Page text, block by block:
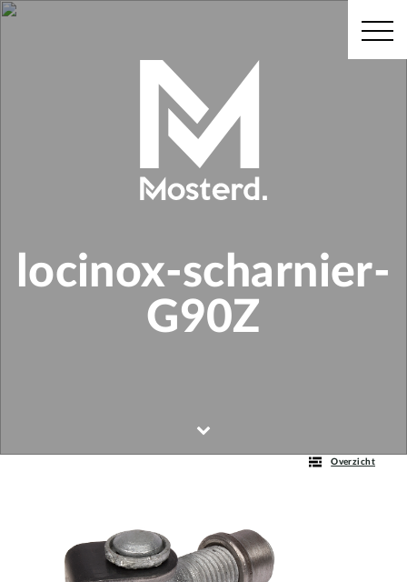
locinox-scharnier-
G90Z
Overzicht